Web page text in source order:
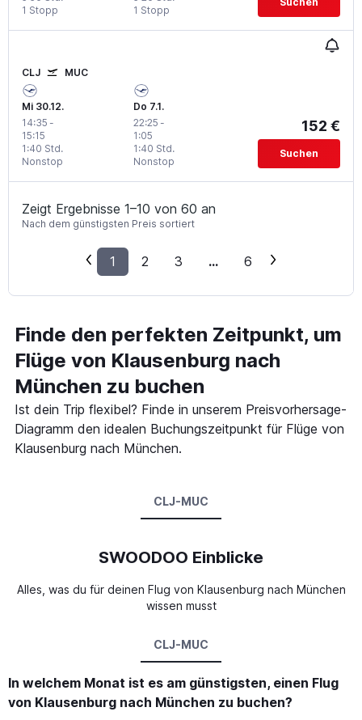
1 Stopp 1 Stopp
CLJ MUC
Mi 30.12.
14:35 -
15:15
Nonstop
1:40 Std.
Do 7.1.
22:25 -
1:05
Nonstop
1:40 Std.
152 €
Suchen
Zeigt Ergebnisse 1–10 von 60 an
Nach dem günstigsten Preis sortiert
1 2 3 ... 6
Finde den perfekten Zeitpunkt, um
Flüge von Klausenburg nach
München zu buchen
Ist dein Trip flexibel? Finde in unserem Preisvorhersage-
Diagramm den idealen Buchungszeitpunkt für Flüge von
Klausenburg nach München.
CLJ-MUC
SWOODOO Einblicke
Alles, was du für deinen Flug von Klausenburg nach München
wissen musst
CLJ-MUC
In welchem Monat ist es am günstigsten, einen Flug
von Klausenburg nach München zu buchen?